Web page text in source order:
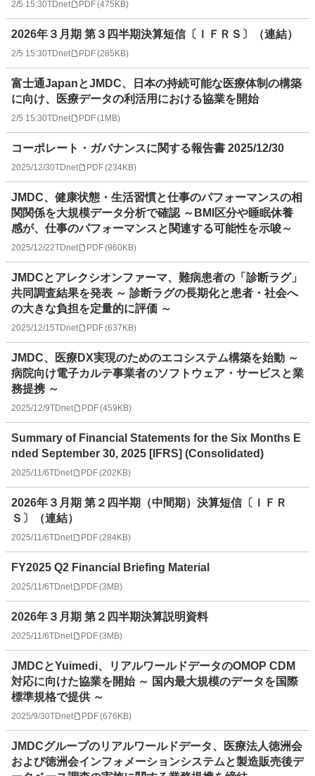
2/5 15:30TDnet PDF(475KB)
2026年３月期 第３四半期決算短信〔ＩＦＲＳ〕（連結）
2/5 15:30TDnet PDF(285KB)
富士通JapanとJMDC、日本の持続可能な医療体制の構築
に向け、医療データの利活用における協業を開始
2/5 15:30TDnet PDF(1MB)
コーポレート・ガバナンスに関する報告書 2025/12/30
2025/12/30TDnet PDF(234KB)
JMDC、健康状態・生活習慣と仕事のパフォーマンスの相
関関係を大規模データ分析で確認 ～BMI区分や睡眠休養
感が、仕事のパフォーマンスと関連する可能性を示唆～
2025/12/22TDnet PDF(960KB)
JMDCとアレクシオンファーマ、難病患者の「診断ラグ」
共同調査結果を発表 ～ 診断ラグの長期化と患者・社会へ
の大きな負担を定量的に評価 ～
2025/12/15TDnet PDF(637KB)
JMDC、医療DX実現のためのエコシステム構築を始動 ～
病院向け電子カルテ事業者のソフトウェア・サービスと業
務提携 ～
2025/12/9TDnet PDF(459KB)
Summary of Financial Statements for the Six Months E
nded September 30, 2025 [IFRS] (Consolidated)
2025/11/6TDnet PDF(202KB)
2026年３月期 第２四半期（中間期）決算短信〔ＩＦＲ
Ｓ〕（連結）
2025/11/6TDnet PDF(284KB)
FY2025 Q2 Financial Briefing Material
2025/11/6TDnet PDF(3MB)
2026年３月期 第２四半期決算説明資料
2025/11/6TDnet PDF(3MB)
JMDCとYuimedi、リアルワールドデータのOMOP CDM
対応に向けた協業を開始 ～ 国内最大規模のデータを国際
標準規格で提供 ～
2025/9/30TDnet PDF(676KB)
JMDCグループのリアルワールドデータ、医療法人徳洲会
および徳洲会インフォメーションシステムと製造販売後デ